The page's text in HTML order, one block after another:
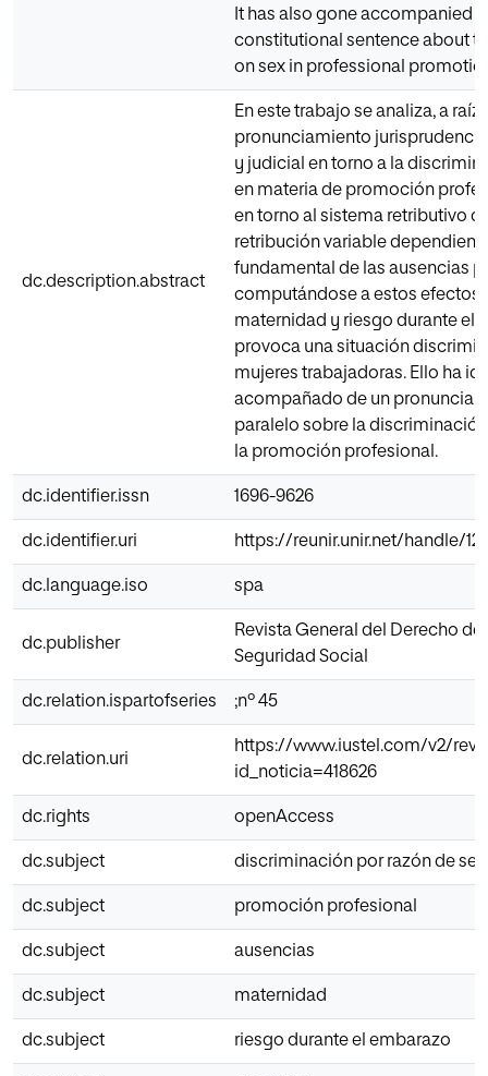
It has also gone accompanied
constitutional sentence about
on sex in professional
dc.description.abstract
En este trabajo se analiza, a raíz
pronunciamiento
y judicial en torno a la
en materia de promoción
en torno al sistema retributivo
retribución variable
fundamental de las ausencias
computándose a estos efectos
maternidad y riesgo durante el
provoca una situación
mujeres trabajadoras. Ello ha
acompañado de un
paralelo sobre la
la promoción profesional.
dc.identifier.issn 1696-9626
dc.identifier.uri https://reunir.unir.net/handle/
dc.language.iso spa
dc.publisher
Revista General del Derecho
Seguridad Social
dc.relation.ispartofseries ;nº 45
dc.relation.uri
https://www.iustel.com/v2/
id_noticia=418626
dc.rights openAccess
dc.subject discriminación por razón de
dc.subject promoción profesional
dc.subject ausencias
dc.subject maternidad
dc.subject riesgo durante el embarazo